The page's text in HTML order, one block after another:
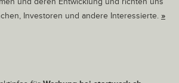
Investoren und andere Interessierte. »